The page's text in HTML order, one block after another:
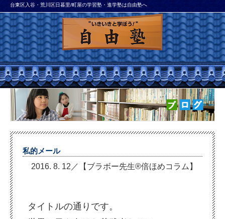
台東区入谷・荒川区日暮里/町屋の学習塾・進学塾は自由塾へ
私的メール
2016. 8. 12／【ブラボー先生®倍ほめコラム】
タイトルの通りです。